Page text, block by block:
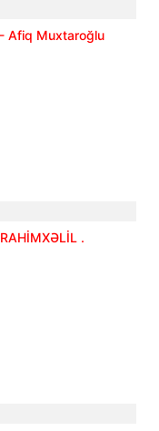
- Afiq Muxtaroğlu
.